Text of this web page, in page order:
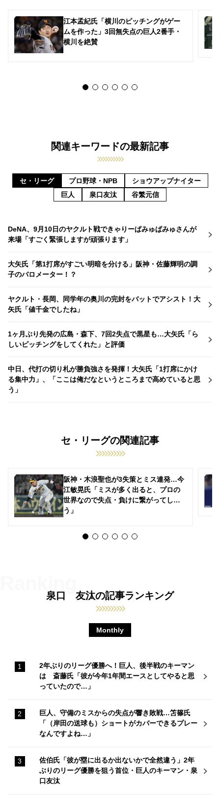
江本孟紀氏「横川のピッチングがゲー
ムを作った」3回無失点の巨人2番手・
横川を絶賛
関連キーワードの最新記事
セ・リーグ プロ野球・NPB
ショウアップナイター
巨人
泉口友汰 谷繁元信
DeNA、9月10日のヤクルト戦できゃりーぱみゅぱみゅさんが
来場「すごく緊張しますが頑張ります」
大矢氏「第1打席がすごい明暗を分ける」阪神・佐藤輝明の調
子のバロメーター！？
ヤクルト・長岡、同学年の奥川の完封をバットでアシスト！大
矢氏「値千金でしたね」
1ヶ月ぶり先発の広島・森下、7回2失点で黒星も…大矢氏「ら
しいピッチングをしてくれた」と評価
中日、代打の切り札が勝負強さを発揮！大矢氏「1打席にかけ
る集中力」、「ここは俺だなというところまで高めていると思
う」
セ・リーグの関連記事
阪神・木浪聖也が3失策とミス連発…今
江敏晃氏「ミスが多く出ると、プロの
世界なので失点・負けに繋がってしま
う」
泉口 友汰の記事ランキング
Monthly
2年ぶりのリーグ優勝へ！巨人、後半戦のキーマン
は 斎藤氏「彼が今年1年間エースとしてやると思
っていたので…」
巨人、守備のミスからの失点が響き敗戦…笘篠氏
「（岸田の送球も）ショートがカバーできるプレー
なんですよね…」
佐伯氏「彼が塁に出るか出ないかで全然違う」2年
ぶりのリーグ優勝を狙う首位・巨人のキーマン・泉
口友汰